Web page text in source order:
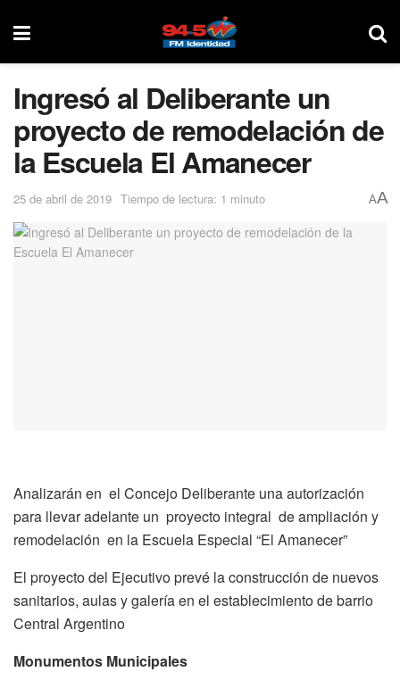
Ingresó al Deliberante un
proyecto de remodelación de
la Escuela El Amanecer
25 de abril de 2019 Tiempo de lectura: 1 minuto AA
Analizarán en el Concejo Deliberante una autorización
para llevar adelante un proyecto integral de ampliación y
remodelación en la Escuela Especial “El Amanecer”
El proyecto del Ejecutivo prevé la construcción de nuevos
sanitarios, aulas y galería en el establecimiento de barrio
Central Argentino
Monumentos Municipales